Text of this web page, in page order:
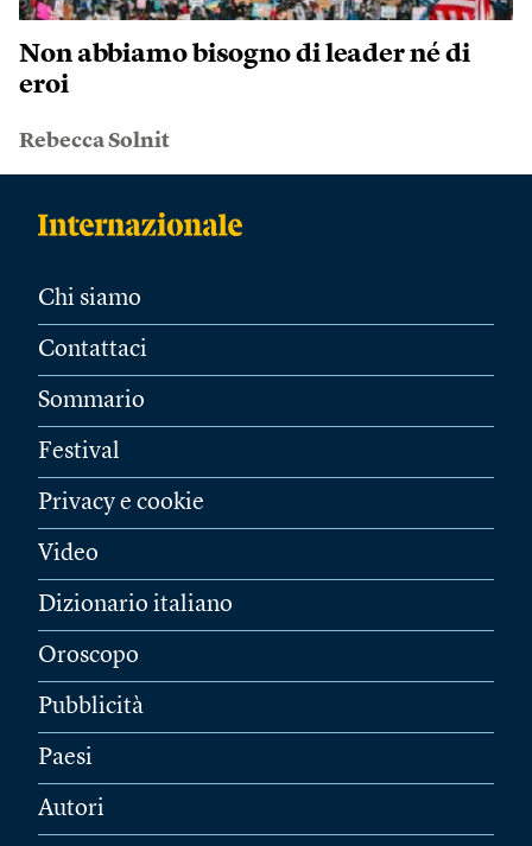
Non abbiamo bisogno di leader né di
eroi
Rebecca Solnit
Chi siamo
Contattaci
Sommario
Festival
Privacy e cookie
Video
Dizionario italiano
Oroscopo
Pubblicità
Paesi
Autori